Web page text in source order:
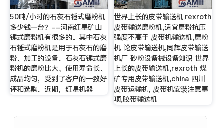
50吨/小时的石灰石锤式磨粉机
多少钱一台？--河南红星矿山
锤式磨粉机有很多的。其中石灰
石锤式磨粉机是用于石灰石的磨
粉、加工的设备。石灰石锤式磨
粉机的磨粉比大、使用寿命长、
成品均匀，受到了客户的一致好
评和选购。近期，红星机器
世界上长的皮带输送机,rexroth
皮带输送磨粉机,适宜磨粉抗压
强度不高于 皮带机输送机,磨粉
机 论皮带输送机,同辉皮带输送
机厂 砂粉设备械设备知识 世界
上长的皮带输送机,rexroth 煤
矿专用皮带输送机,china 四川
皮带运输机, 皮带机安装注意事
项,胶带输送机